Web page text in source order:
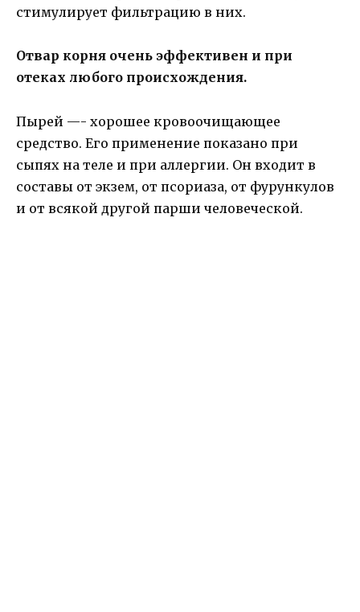
стимулирует фильтрацию в них.
Отвар корня очень эффективен и при
отеках любого происхождения.
Пырей —- хорошее кровоочищающее
средство. Его применение показано при
сыпях на теле и при аллергии. Он входит в
составы от экзем, от псориаза, от фурункулов
и от всякой другой парши человеческой.